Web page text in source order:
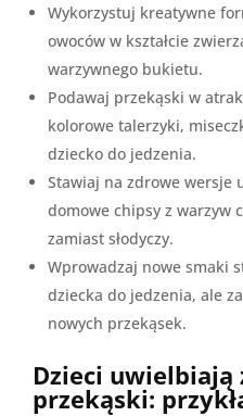
Wykorzystuj kreatywne
owoców w kształcie
warzywnego bukietu.
Podawaj przekąski w
kolorowe talerzyki,
dziecko do jedzenia.
Stawiaj na zdrowe wersje
domowe chipsy z warzyw
zamiast słodyczy.
Wprowadzaj nowe smaki
dziecka do jedzenia, ale
nowych przekąsek.
Dzieci uwielbiają
przekąski: